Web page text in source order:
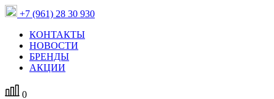
+7 (961) 28 30 930
КОНТАКТЫ
НОВОСТИ
БРЕНДЫ
АКЦИИ
0